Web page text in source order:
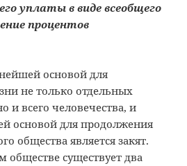
уплаты в виде всеобщего
процентов
основой для
не только отдельных
и всего человечества, и
основой для продолжения
общества является закят.
обществе существует два